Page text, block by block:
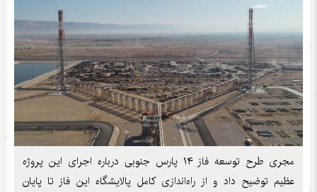
مجری طرح توسعه فاز ۱۴ پارس جنوبی درباره اجرای این پروژه
عظیم توضیح داد و از راه‌اندازی کامل پالایشگاه این فاز تا پایان